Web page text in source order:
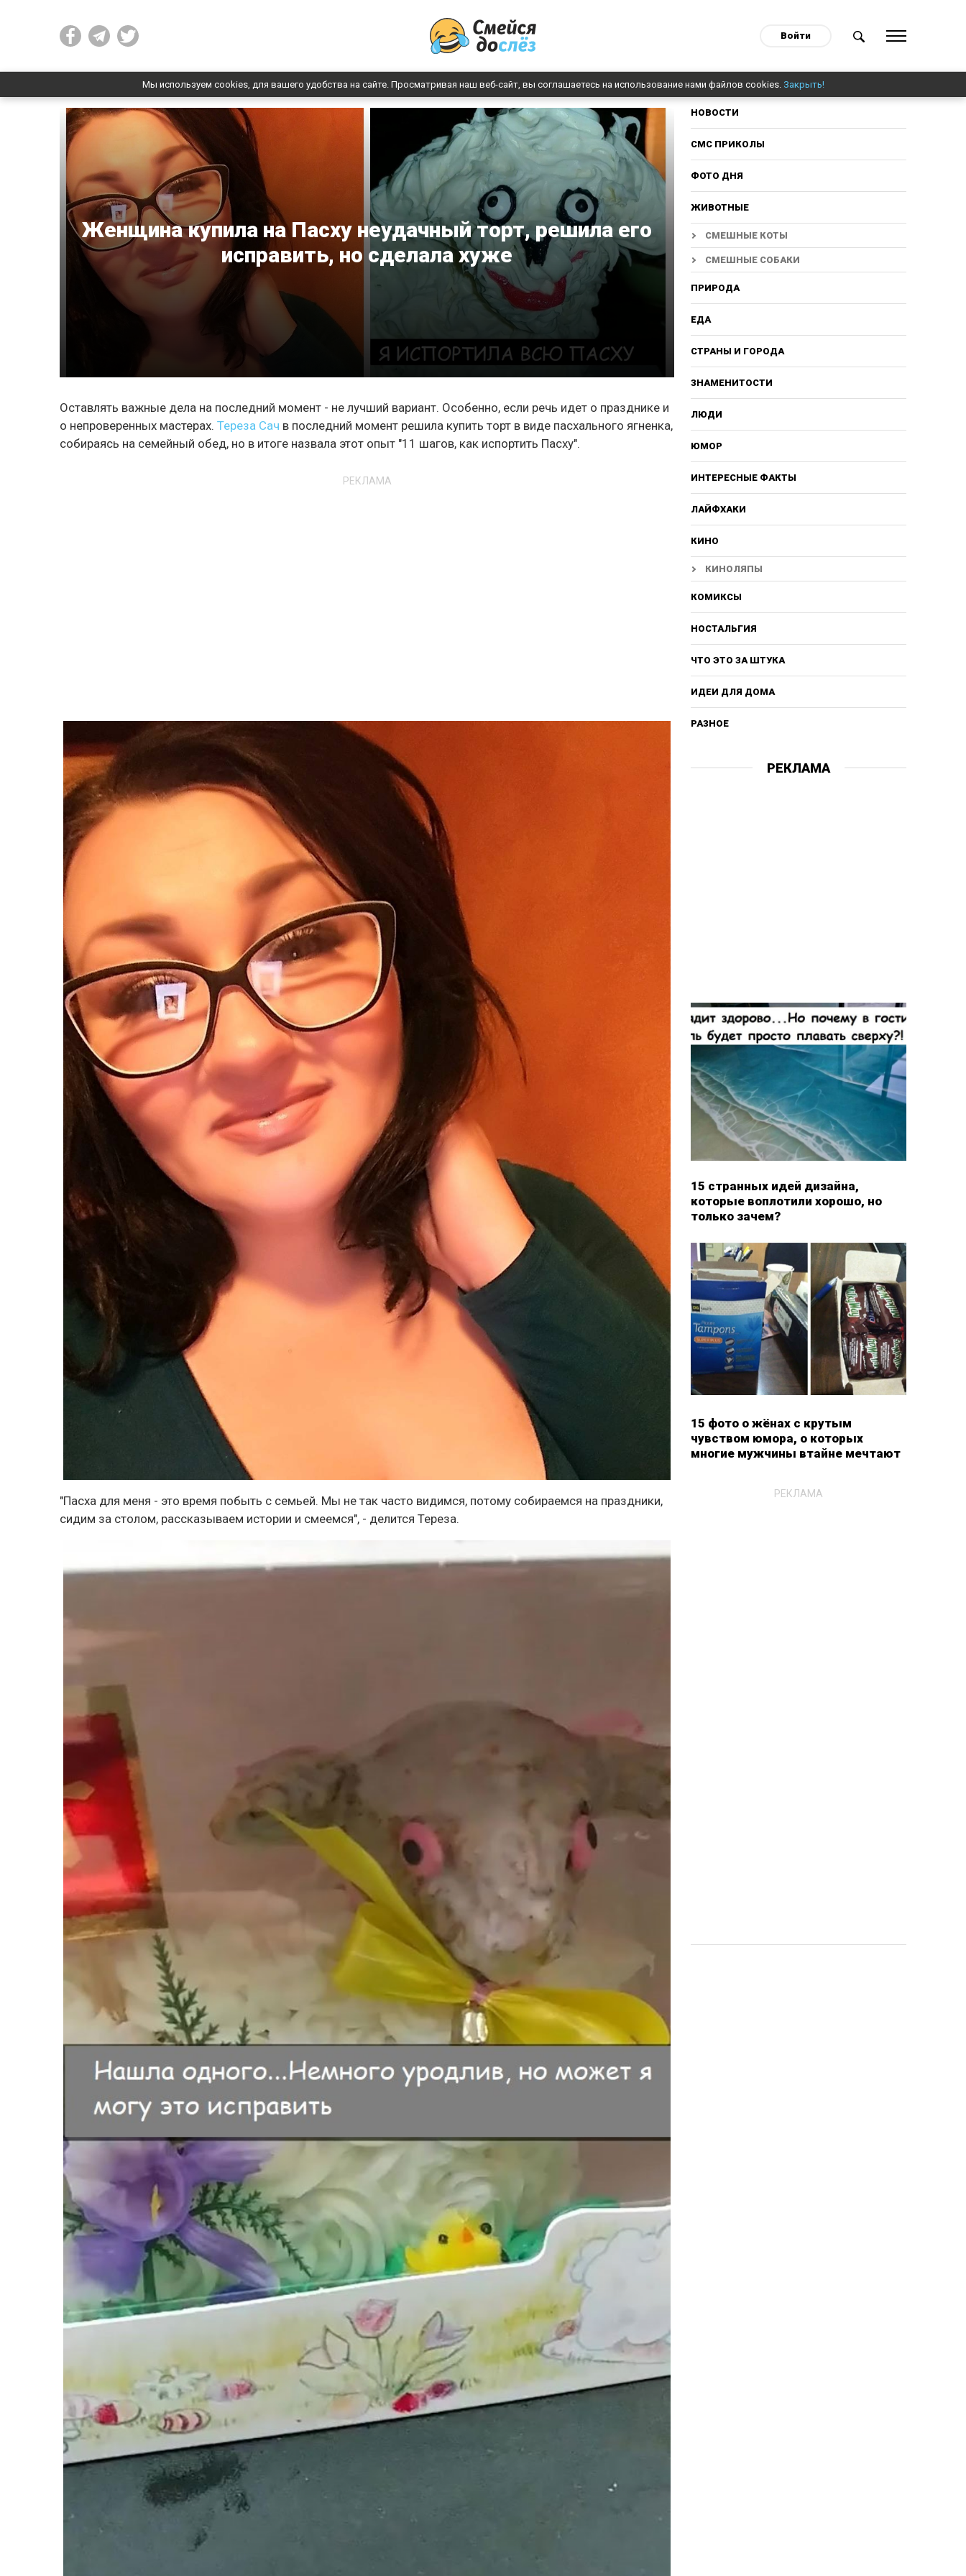
Войти
Мы используем cookies, для вашего удобства на сайте. Просматривая наш веб-сайт, вы соглашаетесь на использование нами файлов cookies. Закрыть!
Женщина купила на Пасху неудачный торт, решила его
исправить, но сделала хуже
Оставлять важные дела на последний момент - не лучший вариант. Особенно, если речь идет о празднике и
о непроверенных мастерах.Тереза Сач в последний момент решила купить торт в виде пасхального ягненка,
собираясь на семейный обед, но в итоге назвала этот опыт "11 шагов, как испортить Пасху".
РЕКЛАМА
"Пасха для меня - это время побыть с семьей. Мы не так часто видимся, потому собираемся на праздники,
сидим за столом, рассказываем истории и смеемся", - делится Тереза.
НОВОСТИ
СМС ПРИКОЛЫ
ФОТО ДНЯ
ЖИВОТНЫЕ
СМЕШНЫЕ КОТЫ
СМЕШНЫЕ СОБАКИ
ПРИРОДА
ЕДА
СТРАНЫ И ГОРОДА
ЗНАМЕНИТОСТИ
ЛЮДИ
ЮМОР
ИНТЕРЕСНЫЕ ФАКТЫ
ЛАЙФХАКИ
КИНО
КИНОЛЯПЫ
КОМИКСЫ
НОСТАЛЬГИЯ
ЧТО ЭТО ЗА ШТУКА
ИДЕИ ДЛЯ ДОМА
РАЗНОЕ
РЕКЛАМА
15 странных идей дизайна,
которые воплотили хорошо, но
только зачем?
15 фото о жёнах с крутым
чувством юмора, о которых
многие мужчины втайне мечтают
РЕКЛАМА